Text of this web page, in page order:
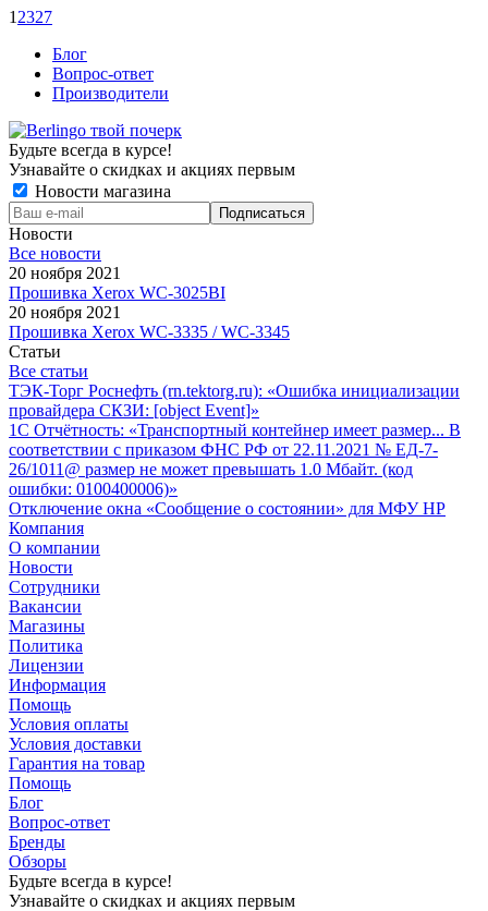
1 2327
Блог
Вопрос-ответ
Производители
Будьте всегда в курсе!
Узнавайте о скидках и акциях первым
Новости магазина
Новости
Все новости
20 ноября 2021
Прошивка Xerox WC-3025BI
20 ноября 2021
Прошивка Xerox WC-3335 / WC-3345
Статьи
Все статьи
ТЭК-Торг Роснефть (rn.tektorg.ru): «Ошибка инициализации
провайдера СКЗИ: [object Event]»
1С Отчётность: «Транспортный контейнер имеет размер... В
соответствии с приказом ФНС РФ от 22.11.2021 № ЕД-7-
26/1011@ размер не может превышать 1.0 Мбайт. (код
ошибки: 0100400006)»
Отключение окна «Сообщение о состоянии» для МФУ HP
Компания
О компании
Новости
Сотрудники
Вакансии
Магазины
Политика
Лицензии
Информация
Помощь
Условия оплаты
Условия доставки
Гарантия на товар
Помощь
Блог
Вопрос-ответ
Бренды
Обзоры
Будьте всегда в курсе!
Узнавайте о скидках и акциях первым